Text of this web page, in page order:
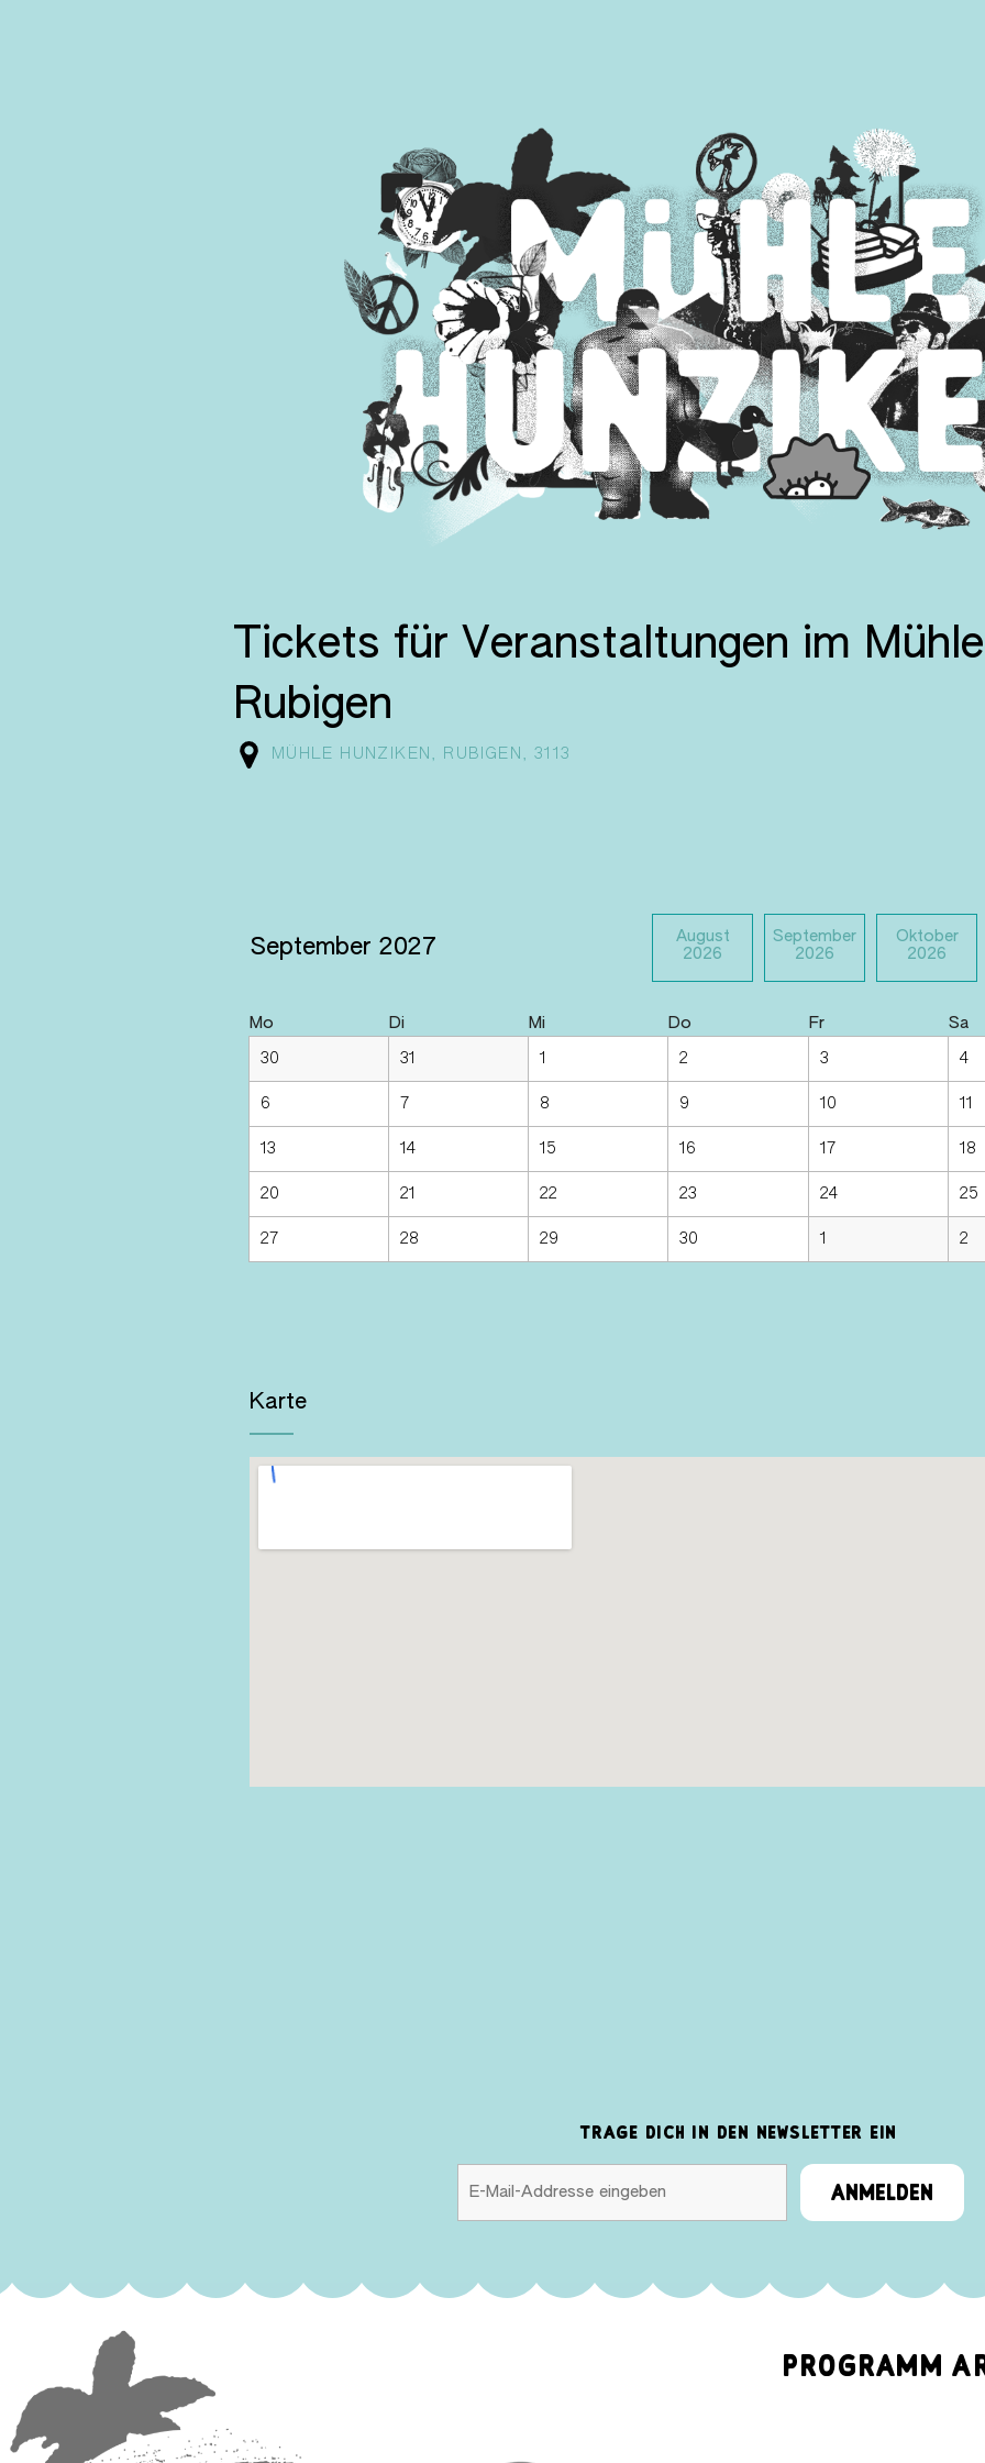
Tickets für Veranstaltungen im
Rubigen
MÜHLE HUNZIKEN, RUBIGEN, 3113
September 2027
August
2026
September
2026
Oktober
2026
30
Mo
31
Di
1
Mi
2
Do
3
Fr
4
Sa
6 7 8 9 10 11
13 14 15 16 17 18
20 21 22 23 24 25
27 28 29 30 1 2
Karte
TRAGE DICH IN DEN NEWSLETTER EIN
ANMELDEN
PROGRAMM